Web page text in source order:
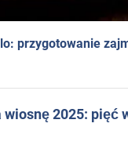
przygotowanie
2025: pięć